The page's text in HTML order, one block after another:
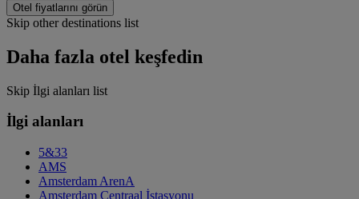
Otel fiyatlarını görün
Skip other destinations list
Daha fazla otel keşfedin
Skip İlgi alanları list
İlgi alanları
5&33
AMS
Amsterdam ArenA
Amsterdam Centraal İstasyonu